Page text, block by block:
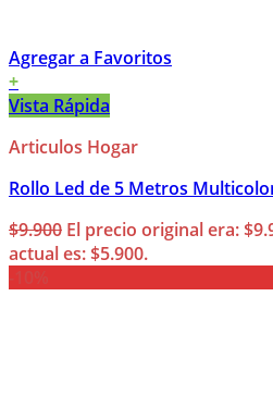
Agregar a Favoritos
+
Vista Rápida
Articulos Hogar
Rollo Led de 5 Metros
$9.900 El precio original era:
actual es: $5.900.